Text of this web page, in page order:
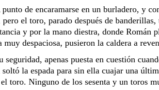
de encaramarse en un burladero, y
el toro, parado después de
y por la mano diestra, donde Román
despaciosa, pusieron la caldera a
apenas puesta en cuestión
la espada para sin ella cuajar una
toro. Ninguno de los sesenta y un toros